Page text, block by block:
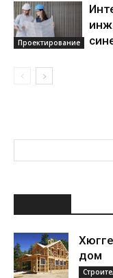
Проектирование
дом